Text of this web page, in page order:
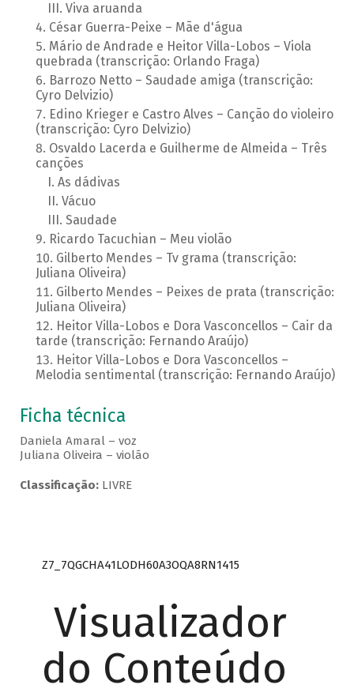
Viva aruanda
César Guerra-Peixe – Mãe d'água
Mário de Andrade e Heitor Villa-Lobos – Viola
quebrada (transcrição: Orlando Fraga)
Barrozo Netto – Saudade amiga (transcrição:
Cyro Delvizio)
Edino Krieger e Castro Alves – Canção do violeiro
(transcrição: Cyro Delvizio)
Osvaldo Lacerda e Guilherme de Almeida – Três
canções
As dádivas
Vácuo
Saudade
Ricardo Tacuchian – Meu violão
Gilberto Mendes – Tv grama (transcrição:
Juliana Oliveira)
Gilberto Mendes – Peixes de prata (transcrição:
Juliana Oliveira)
Heitor Villa-Lobos e Dora Vasconcellos – Cair da
tarde (transcrição: Fernando Araújo)
Heitor Villa-Lobos e Dora Vasconcellos –
Melodia sentimental (transcrição: Fernando Araújo)
Ficha técnica
Daniela Amaral – voz
Juliana Oliveira – violão
Classificação:LIVRE
Z7_7QGCHA41LODH60A3OQA8RN1415
Visualizador
do Conteúdo